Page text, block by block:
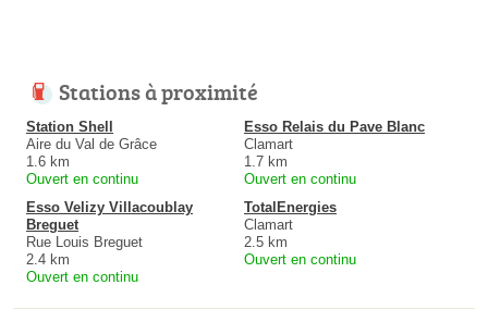
Stations à proximité
Station Shell
Aire du Val de Grâce
1.6 km
Ouvert en continu
Esso Relais du Pave Blanc
Clamart
1.7 km
Ouvert en continu
Esso Velizy Villacoublay
Breguet
Rue Louis Breguet
2.4 km
Ouvert en continu
TotalEnergies
Clamart
2.5 km
Ouvert en continu